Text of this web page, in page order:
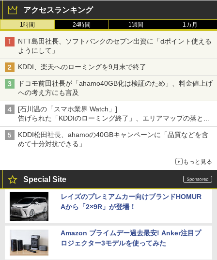
アクセスランキング
1時間 24時間 1週間 1カ月
NTT島田社長、ソフトバンクのセブン出資に「dポイント使える
ようにして」
KDDI、楽天へのローミングを9月末で終了
ドコモ前田社長が「ahamo40GB化は検証のため」、料金値上げ
への考え方にも言及
[石川温の「スマホ業界 Watch」]
告げられた「KDDIのローミング終了」、エリアマップの落とし
穴と楽天モバイルの課題
KDDI松田社長、ahamoの40GBキャンペーンに「品質などを含
めて十分対抗できる」
もっと見る
Special Site
レイズのプレミアムカー向けブランドHOMUR
Aから「2×9R」が登場！
Amazon プライムデー過去最安! Anker注目プ
ロジェクター3モデルを使ってみた